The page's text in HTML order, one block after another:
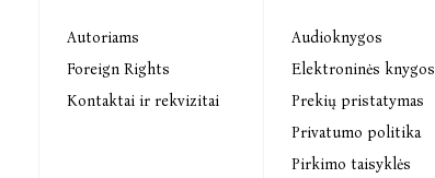
Autoriams
Foreign Rights
Kontaktai ir rekvizitai
Audioknygos
Elektroninės knygos
Prekių pristatymas
Privatumo politika
Pirkimo taisyklės